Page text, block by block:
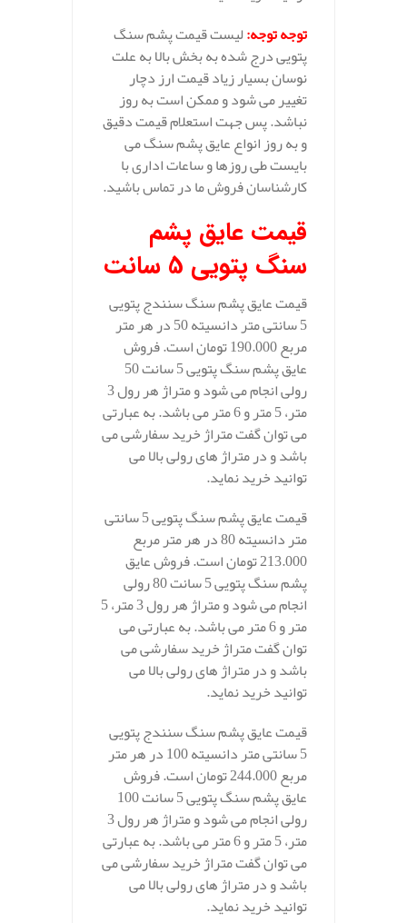
توجه توجه:لیست قیمت پشم سنگ
پتویی درج شده به بخش بالا به علت
نوسان بسیار زیاد قیمت ارز دچار
تغییر می شود و ممکن است به روز
نباشد. پس جهت استعلام قیمت دقیق
و به روز انواع عایق پشم سنگ می
بایست طی روزها و ساعات اداری با
کارشناسان فروش ما در تماس باشید.
قیمت عایق پشم
سنگ پتویی 5 سانت
قیمت عایق پشم سنگ سنندج پتویی
5 سانتی متر دانسیته 50 در هر متر
مربع 190.000 تومان است. فروش
عایق پشم سنگ پتویی 5 سانت 50
رولی انجام می شود و متراژ هر رول 3
متر، 5 متر و 6 متر می باشد. به عبارتی
می توان گفت متراژ خرید سفارشی می
باشد و در متراژ های رولی بالا می
توانید خرید نماید.
قیمت عایق پشم سنگ پتویی 5 سانتی
متر دانسیته 80 در هر متر مربع
213.000 تومان است. فروش عایق
پشم سنگ پتویی 5 سانت 80 رولی
انجام می شود و متراژ هر رول 3 متر، 5
متر و 6 متر می باشد. به عبارتی می
توان گفت متراژ خرید سفارشی می
باشد و در متراژ های رولی بالا می
توانید خرید نماید.
قیمت عایق پشم سنگ سنندج پتویی
5 سانتی متر دانسیته 100 در هر متر
مربع 244.000 تومان است. فروش
عایق پشم سنگ پتویی 5 سانت 100
رولی انجام می شود و متراژ هر رول 3
متر، 5 متر و 6 متر می باشد. به عبارتی
می توان گفت متراژ خرید سفارشی می
باشد و در متراژ های رولی بالا می
توانید خرید نماید.